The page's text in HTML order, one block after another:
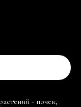
- почек,